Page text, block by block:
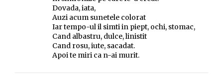
Dovada, iata,
Auzi acum sunetele colorat
Iar tempo-ul il simti in piept, ochi, stomac,
Cand albastru, dulce, linistit
Cand rosu, iute, sacadat.
Apoi te miri ca n-ai murit.